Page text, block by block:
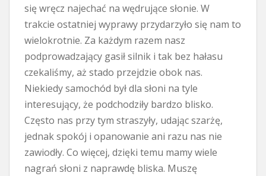
się wręcz najechać na wędrujące słonie. W
trakcie ostatniej wyprawy przydarzyło się nam to
wielokrotnie. Za każdym razem nasz
podprowadzający gasił silnik i tak bez hałasu
czekaliśmy, aż stado przejdzie obok nas.
Niekiedy samochód był dla słoni na tyle
interesujący, że podchodziły bardzo blisko.
Często nas przy tym straszyły, udając szarżę,
jednak spokój i opanowanie ani razu nas nie
zawiodły. Co więcej, dzięki temu mamy wiele
nagrań słoni z naprawdę bliska. Muszę